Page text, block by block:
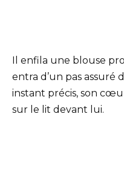
Il enfila une blouse
entra d’un pas assuré
instant précis, son
sur le lit devant lui.